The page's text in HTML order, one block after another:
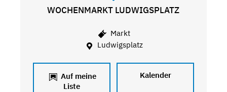
WOCHENMARKT LUDWIGSPLATZ
Markt
Ludwigsplatz
Auf meine
Liste
Kalender